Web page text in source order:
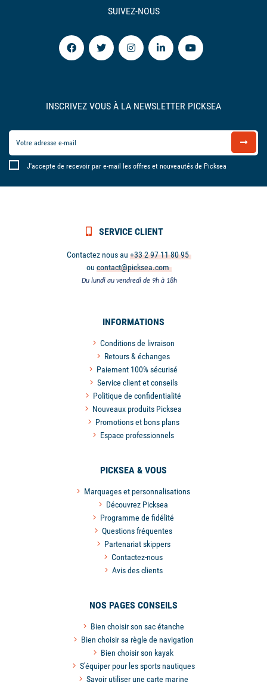
SUIVEZ-NOUS
INSCRIVEZ VOUS À LA NEWSLETTER PICKSEA
J'accepte de recevoir par e-mail les offres et nouveautés de Picksea
SERVICE CLIENT
Contactez nous au +33 2 97 11 80 95
ou contact@picksea.com
Du lundi au vendredi de 9h à 18h
INFORMATIONS
Conditions de livraison
Retours & échanges
Paiement 100% sécurisé
Service client et conseils
Politique de confidentialité
Nouveaux produits Picksea
Promotions et bons plans
Espace professionnels
PICKSEA & VOUS
Marquages et personnalisations
Découvrez Picksea
Programme de fidélité
Questions fréquentes
Partenariat skippers
Contactez-nous
Avis des clients
NOS PAGES CONSEILS
Bien choisir son sac étanche
Bien choisir sa règle de navigation
Bien choisir son kayak
S'équiper pour les sports nautiques
Savoir utiliser une carte marine